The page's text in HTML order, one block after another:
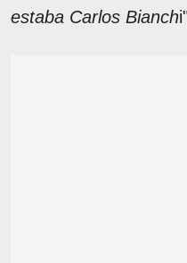
estaba Carlos Bianch